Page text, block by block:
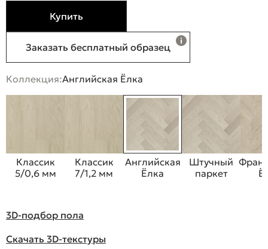
Купить
Заказать бесплатный образец
Коллекция:Английская Ёлка
Классик
5/0,6 мм
Классик
7/1,2 мм
Английская
Ёлка
Штучный
паркет
3D-подбор пола
Скачать 3D-текстуры